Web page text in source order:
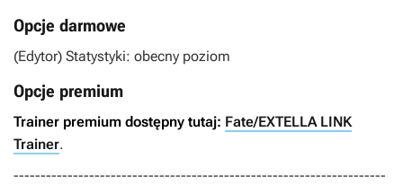
Opcje darmowe
(Edytor) Statystyki: obecny poziom
Opcje premium
Trainer premium dostępny tutaj: Fate/EXTELLA LINK
Trainer.
---------------------------------------------------------------------